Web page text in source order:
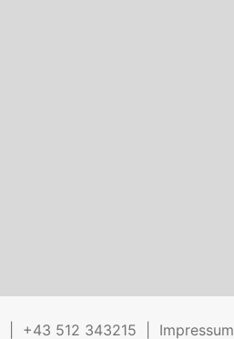
+43 512 343215 Impressum